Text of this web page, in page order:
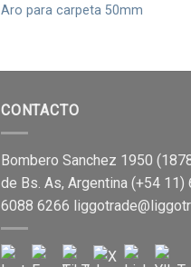
Aro para carpeta 50mm
CONTACTO
Bombero Sanchez 1950
de Bs. As, Argentina (+54
6088 6266